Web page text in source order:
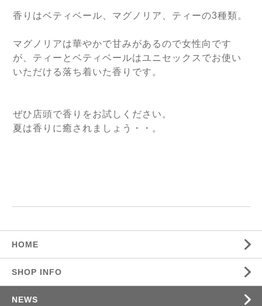
香りはベティベール、マグノリア、ティーの3種類。
マグノリアは華やかで甘みがあるので女性向です
が、ティーとベティベールはユニセックスでお使い
いただける落ち着いた香りです。
ぜひ店頭で香りをお試しください。
夏は香りに癒されましょう・・。
HOME
SHOP INFO
NEWS